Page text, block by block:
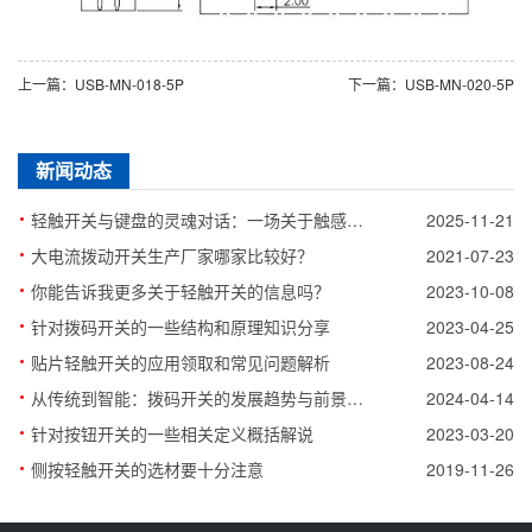
上一篇：USB-MN-018-5P 下一篇：USB-MN-020-5P
新闻动态
· 轻触开关与键盘的灵魂对话：一场关于触感的精密革命 2025-11-21
· 大电流拨动开关生产厂家哪家比较好？ 2021-07-23
· 你能告诉我更多关于轻触开关的信息吗？ 2023-10-08
· 针对拨码开关的一些结构和原理知识分享 2023-04-25
· 贴片轻触开关的应用领取和常见问题解析 2023-08-24
· 从传统到智能：拨码开关的发展趋势与前景展望 2024-04-14
· 针对按钮开关的一些相关定义概括解说 2023-03-20
· 侧按轻触开关的选材要十分注意 2019-11-26